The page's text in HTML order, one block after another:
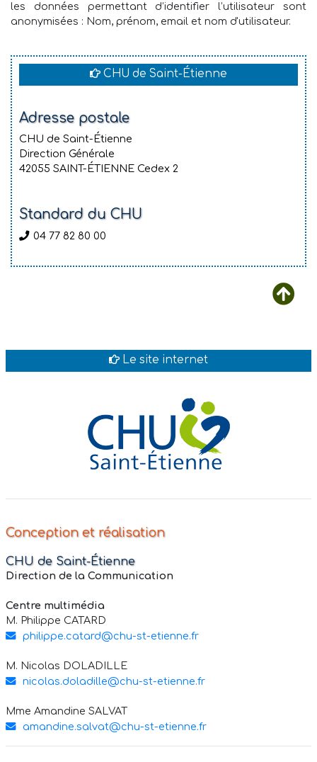
Le site internet
Conception et réalisation
CHU de Saint-Étienne
Direction de la Communication
Centre multimédia
M. Philippe CATARD
philippe.catard@chu-st-etienne.fr
M. Nicolas DOLADILLE
nicolas.doladille@chu-st-etienne.fr
Mme Amandine SALVAT
amandine.salvat@chu-st-etienne.fr
les données permettant d’identifier l’utilisateur sont
anonymisées : Nom, prénom, email et nom d'utilisateur.
CHU de Saint-Étienne
Adresse postale
CHU de Saint-Étienne
Direction Générale
42055 SAINT-ÉTIENNE Cedex 2
Standard du CHU
04 77 82 80 00